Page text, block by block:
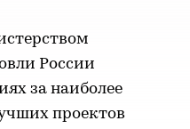
России
за наиболее
проектов